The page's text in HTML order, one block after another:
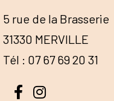
5 rue de la Brasserie
31330 MERVILLE
Tél : 07 67 69 20 31